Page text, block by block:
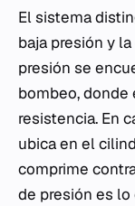
El sistema
baja presión y
presión se
bombeo,
resistencia. En
ubica en el
comprime
de presión es